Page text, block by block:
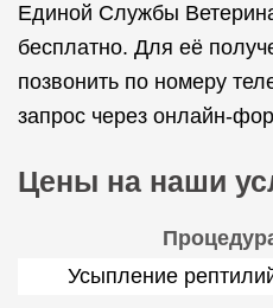
Единой Службы
бесплатно. Для её
позвонить по номеру
запрос через онлайн-
Цены на наши
Усыпление